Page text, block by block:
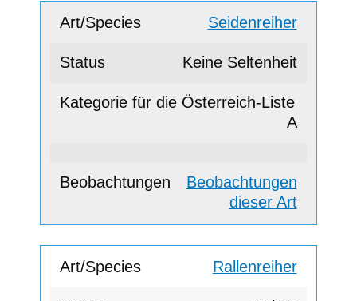
Seidenreiher
Keine Seltenheit
A
Beobachtungen
dieser Art
Rallenreiher